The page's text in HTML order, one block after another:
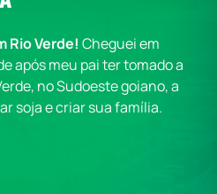
Rio Verde! Cheguei em
após meu pai ter tomado a
no Sudoeste goiano, a
soja e criar sua família.